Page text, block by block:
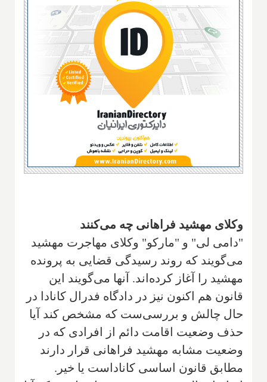
وکلای مهشید فراهانی چه می‌کنند
"دامی لی" و "مارکو" وکلای مهاجرت مهشید
می‌گویند که روند رسیدگی قضایی به پرونده
مهشید را آغاز کرده‌اند. آنها می‌گویند این
قانون هم اکنون نیز در دادگاه فدرال کانادا در
حال چالش و بررسی‌ست که مشخص کند آیا
حذف وضعیت اقامت دائم از افرادی که در
وضعیت مشابه مهشید فراهانی قرار دارند
مطابق قانون اساسی کاناداست یا خیر.